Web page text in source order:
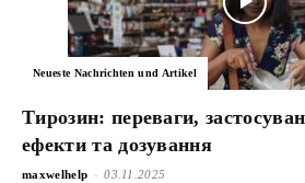
Neueste Nachrichten und Artikel
Тирозин: переваги,
ефекти та дозування
maxwelhelp - 03.11.2025